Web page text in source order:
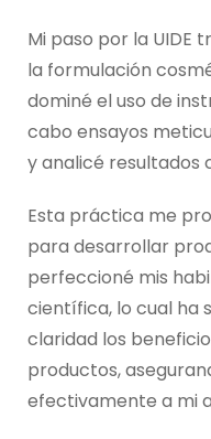
Mi paso por la UIDE
la formulación
dominé el uso de
cabo ensayos
y analicé resultados
Esta práctica me
para desarrollar
perfeccioné mis
científica, lo cual ha
claridad los
productos,
efectivamente a mi